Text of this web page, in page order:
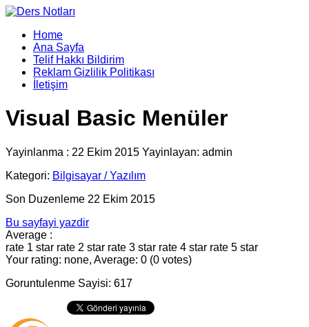
Home
Ana Sayfa
Telif Hakkı Bildirim
Reklam Gizlilik Politikası
İletişim
Visual Basic Menüler
Yayinlanma : 22 Ekim 2015 Yayinlayan: admin
Kategori: Bilgisayar / Yazılım
Son Duzenleme 22 Ekim 2015
Bu sayfayi yazdir
Average :
rate 1 star rate 2 star rate 3 star rate 4 star rate 5 star
Your rating: none, Average: 0 (0 votes)
Goruntulenme Sayisi: 617